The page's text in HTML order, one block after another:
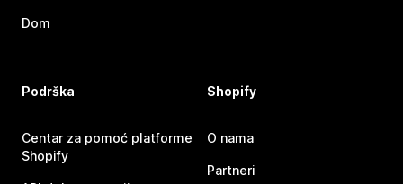
Dom
Podrška
Centar za pomoć platforme
Shopify
Shopify
O nama
Partneri